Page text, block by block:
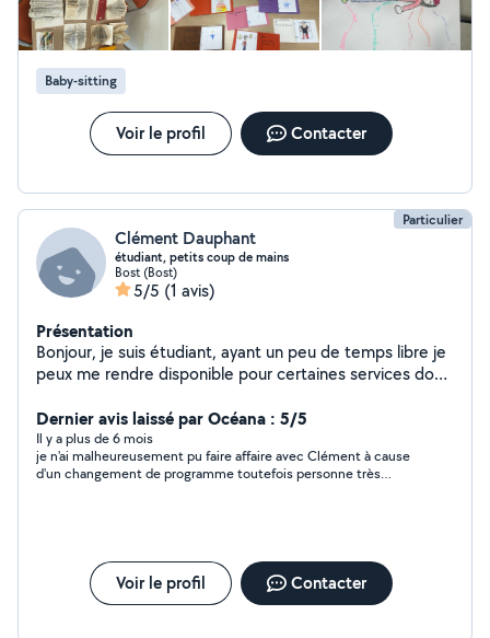
du bafa, centre de loisir, colonie de vacances et baby-
sitting régulier ! 8/l'heure
Baby-sitting
Voir le profil Contacter
Particulier
Clément Dauphant
étudiant, petits coup de mains
Bost (Bost)
5/5 (1 avis)
Présentation
Bonjour, je suis étudiant, ayant un peu de temps libre je
peux me rendre disponible pour certaines services dont
Dernier avis laissé par Océana : 5/5
Il y a plus de 6 mois
je n'ai malheureusement pu faire affaire avec Clément à cause
d'un changement de programme toutefois personne très
Voir le profil Contacter